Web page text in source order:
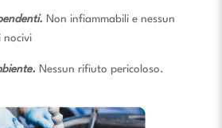
Non infiammabili e nessun
nocivi
Nessun rifiuto pericoloso.